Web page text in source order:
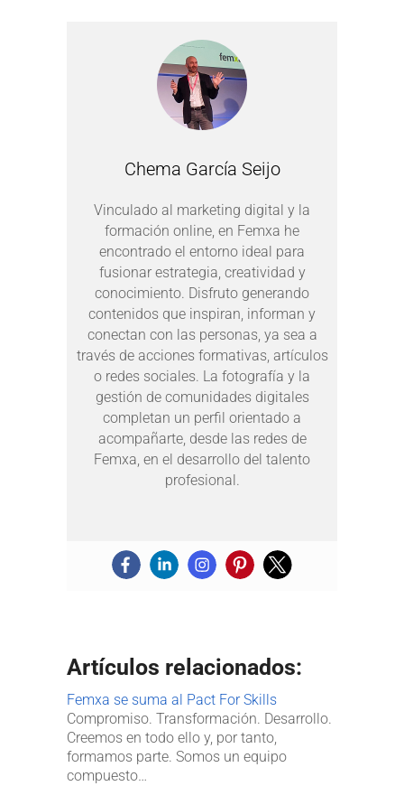
Chema García Seijo
Vinculado al marketing digital y la
formación online, en Femxa he
encontrado el entorno ideal para
fusionar estrategia, creatividad y
conocimiento. Disfruto generando
contenidos que inspiran, informan y
conectan con las personas, ya sea a
través de acciones formativas, artículos
o redes sociales. La fotografía y la
gestión de comunidades digitales
completan un perfil orientado a
acompañarte, desde las redes de
Femxa, en el desarrollo del talento
profesional.
Artículos relacionados:
Femxa se suma al Pact For Skills
Compromiso. Transformación. Desarrollo.
Creemos en todo ello y, por tanto,
formamos parte. Somos un equipo
compuesto…